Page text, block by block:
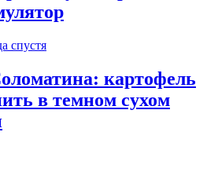
спустя
картофель
в темном сухом